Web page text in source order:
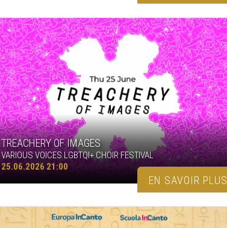
TREACHERY OF IMAGES
VARIOUS VOICES LGBTQI+ CHOIR FESTIVAL
25.06.2026 21:00
EN SAVOIR PLUS